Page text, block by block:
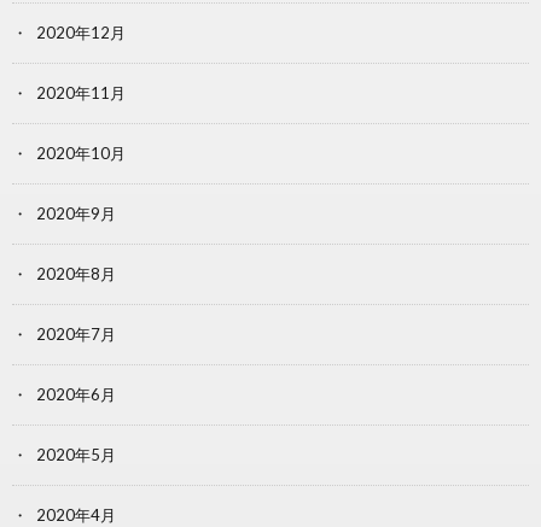
2020年12月
2020年11月
2020年10月
2020年9月
2020年8月
2020年7月
2020年6月
2020年5月
2020年4月